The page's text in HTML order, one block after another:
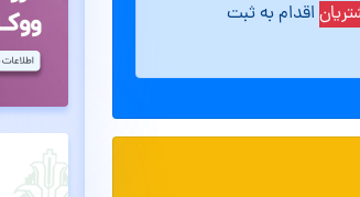
اقدام به ثبت